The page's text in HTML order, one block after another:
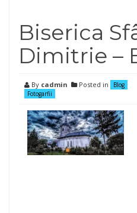
Biserica
Dimitrie –
By cadmin Posted in
Blog
Fotogarfii